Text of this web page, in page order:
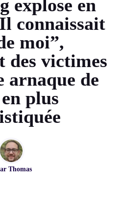
explose en
connaissait
moi”,
des victimes
arnaque de
plus
Thomas